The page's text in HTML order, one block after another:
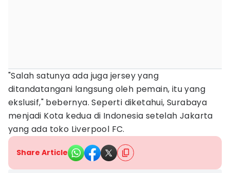
"Salah satunya ada juga jersey yang
ditandatangani langsung oleh pemain, itu yang
ekslusif," bebernya. Seperti diketahui, Surabaya
menjadi Kota kedua di Indonesia setelah Jakarta
yang ada toko Liverpool FC.
Share Article